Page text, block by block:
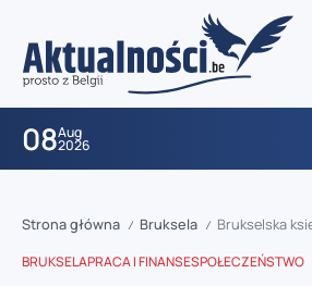
08Aug
2026
Strona główna / Bruksela / Brukselska księgarnia Pêle-Mêle zaostrza
BRUKSELAPRACA I FINANSESPOŁECZEŃSTWO